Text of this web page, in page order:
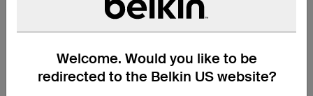
Welcome. Would you like to be
redirected to the Belkin US website?